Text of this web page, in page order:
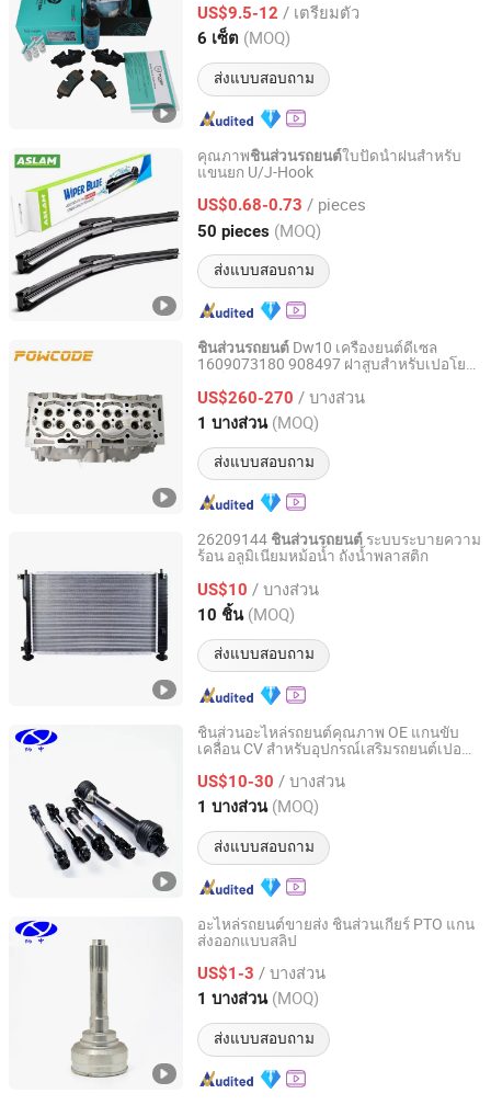
US$9.5-12 / เตรียมตัว
6 เซ็ต (MOQ)
ส่งแบบสอบถาม
Hebei, China อัตราจาก 2023
คุณภาพชิ้นส่วนรถยนต์ใบปัดน้ำฝนสำหรับ
แขนยก U/J-Hook
US$0.68-0.73 / pieces
50 pieces (MOQ)
ส่งแบบสอบถาม
Dongguan Zhongyi Auto Accessories Co., Ltd.
Guangdong, China อัตราจาก 2025
ชิ้นส่วนรถยนต์ Dw10 เครื่องยนต์ดีเซล
1609073180 908497 ฝาสูบสำหรับเปอโยต์
US$260-270 / บางส่วน
1 บางส่วน (MOQ)
ส่งแบบสอบถาม
Haiyi Import & Export (Shanghai) Co., Ltd.
Shanghai, China อัตราจาก 2026
26209144 ชิ้นส่วนรถยนต์ ระบบระบายความ
ร้อน อลูมิเนียมหม้อน้ำ ถังน้ำพลาสติก
US$10 / บางส่วน
10 ชิ้น (MOQ)
ส่งแบบสอบถาม
Jiangsu Ridea Technology Co., Ltd
Jiangsu, China อัตราจาก 2024
ชิ้นส่วนอะไหล่รถยนต์คุณภาพ OE แกนขับ
เคลื่อน CV สำหรับอุปกรณ์เสริมรถยนต์เปอ
US$10-30 / บางส่วน
1 บางส่วน (MOQ)
ส่งแบบสอบถาม
Shanghai Nashen Auto Assembly Co.,Ltd.
Shanghai, China อัตราจาก 2026
อะไหล่รถยนต์ขายส่ง ชิ้นส่วนเกียร์ PTO แกน
ส่งออกแบบสลิป
US$1-3 / บางส่วน
1 บางส่วน (MOQ)
ส่งแบบสอบถาม
Shanghai Nashen Auto Assembly Co.,Ltd.
Shanghai, China อัตราจาก 2026